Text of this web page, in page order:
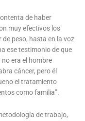
de haber
muy efectivos los
peso, hasta en la voz
ese testimonio de que
era el hombre
cáncer, pero él
el tratamiento
como familia”.
de trabajo,